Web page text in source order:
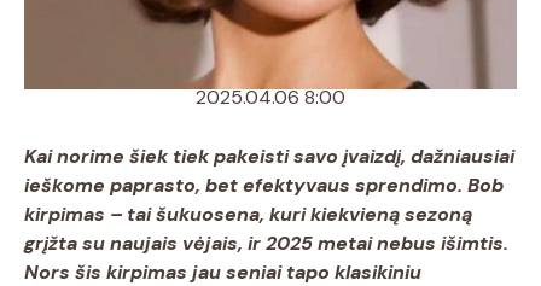
2025.04.06 8:00
Kai norime šiek tiek pakeisti savo įvaizdį, dažniausiai
ieškome paprasto, bet efektyvaus sprendimo. Bob
kirpimas – tai šukuosena, kuri kiekvieną sezoną
grįžta su naujais vėjais, ir 2025 metai nebus išimtis.
Nors šis kirpimas jau seniai tapo klasikiniu